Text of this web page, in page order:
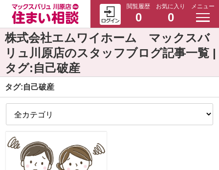
閲覧履歴
0
お気に入り
0
メニュー
株式会社エムワイホーム マックスバ
リュ川原店のスタッフブログ記事一覧 |
タグ:自己破産
タグ:自己破産